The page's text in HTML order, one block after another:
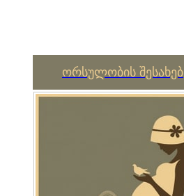
ორსულობის შესახებ